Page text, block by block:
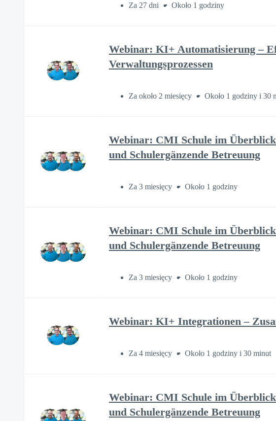
Za 27 dni Około 1 godziny
Webinar: KI+ Automatisierung –
Verwaltungsprozessen
Za około 2 miesięcy Około 1 godziny i 30
Webinar: CMI Schule im
und Schulergänzende Betreuung
Za 3 miesięcy Około 1 godziny
Webinar: CMI Schule im
und Schulergänzende Betreuung
Za 3 miesięcy Około 1 godziny
Webinar: KI+ Integrationen –
Za 4 miesięcy Około 1 godziny i 30 minut
Webinar: CMI Schule im
und Schulergänzende Betreuung